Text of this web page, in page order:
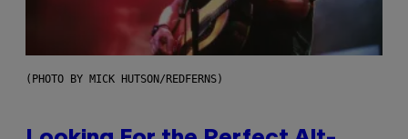
(PHOTO BY MICK HUTSON/REDFERNS)